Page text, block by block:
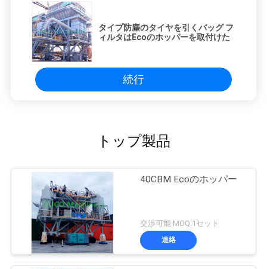
タイプ防塵のタイヤを引くバッグ フ
ィルタはEcoのホッパーを取付けた
続行
トップ製品
40CBM Ecoのホッパー
交渉可能 MOQ:1セット
連絡